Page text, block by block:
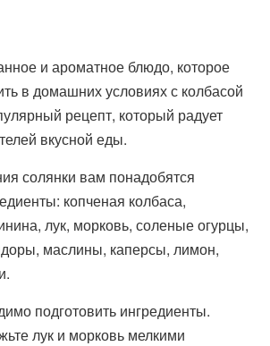
и ароматное блюдо, которое
в домашних условиях с колбасой
рецепт, который радует
вкусной еды.
солянки вам понадобятся
копченая колбаса,
лук, морковь, соленые огурцы,
маслины, каперсы, лимон,
подготовить ингредиенты.
лук и морковь мелкими